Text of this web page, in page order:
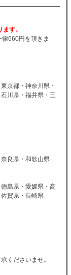
す。
660円を頂きま
京都・神奈川県・
川県・福井県・三
良県・和歌山県
島県・愛媛県・高
賀県・長崎県
くださいませ。